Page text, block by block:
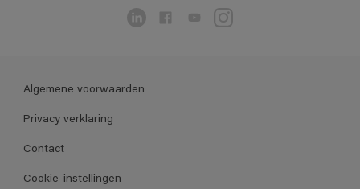
Algemene voorwaarden
Privacy verklaring
Contact
Cookie-instellingen